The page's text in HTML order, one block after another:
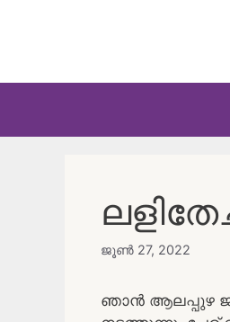
ജൂൺ 27, 2022
ഞാൻ ആലപ്പുഴ